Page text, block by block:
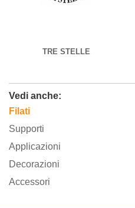
TRE STELLE
Vedi anche:
Filati
Supporti
Applicazioni
Decorazioni
Accessori